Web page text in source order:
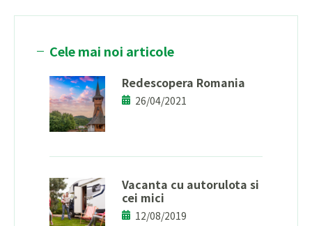
Cele mai noi articole
Redescopera Romania
26/04/2021
Vacanta cu autorulota si
cei mici
12/08/2019